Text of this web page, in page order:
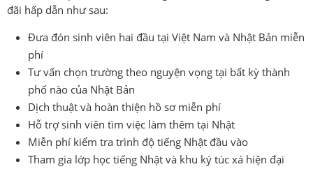
đãi hấp dẫn như sau:
Đưa đón sinh viên hai đầu tại Việt Nam và Nhật Bản miễn
phí
Tư vấn chọn trường theo nguyện vọng tại bất kỳ thành
phố nào của Nhật Bản
Dịch thuật và hoàn thiện hồ sơ miễn phí
Hỗ trợ sinh viên tìm việc làm thêm tại Nhật
Miễn phí kiểm tra trình độ tiếng Nhật đầu vào
Tham gia lớp học tiếng Nhật và khu ký túc xá hiện đại